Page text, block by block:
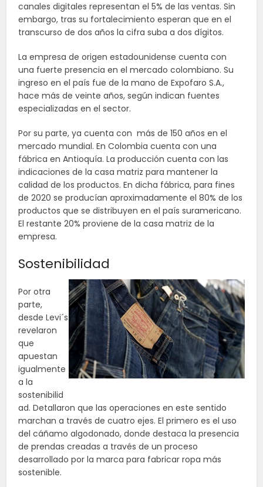
canales digitales representan el 5% de las ventas. Sin
embargo, tras su fortalecimiento esperan que en el
transcurso de dos años la cifra suba a dos dígitos.
La empresa de origen estadounidense cuenta con
una fuerte presencia en el mercado colombiano. Su
ingreso en el país fue de la mano de Expofaro S.A.,
hace más de veinte años, según indican fuentes
especializadas en el sector.
Por su parte, ya cuenta con más de 150 años en el
mercado mundial. En Colombia cuenta con una
fábrica en Antioquía. La producción cuenta con las
indicaciones de la casa matriz para mantener la
calidad de los productos. En dicha fábrica, para fines
de 2020 se producían aproximadamente el 80% de los
productos que se distribuyen en el país suramericano.
El restante 20% proviene de la casa matriz de la
empresa.
Sostenibilidad
Por otra
parte,
desde Levi´s
revelaron
que
apuestan
igualmente
a la
sostenibilid
ad. Detallaron que las operaciones en este sentido
marchan a través de cuatro ejes. El primero es el uso
del cáñamo algodonado, donde destaca la presencia
de prendas creadas a través de un proceso
desarrollado por la marca para fabricar ropa más
sostenible.